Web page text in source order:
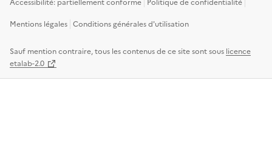
Mentions légales Conditions générales d'utilisation
Sauf mention contraire, tous les contenus de ce site sont sous licence
etalab-2.0